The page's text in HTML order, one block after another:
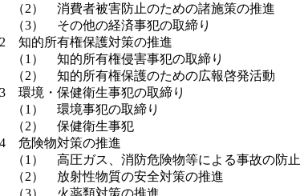
2） 消費者被害防止のための諸施策の推進
3） その他の経済事犯の取締り
知的所有権保護対策の推進
1） 知的所有権侵害事犯の取締り
2） 知的所有権保護のための広報啓発活動
環境・保健衛生事犯の取締り
1） 環境事犯の取締り
2） 保健衛生事犯
危険物対策の推進
1） 高圧ガス、消防危険物等による事故の防止
2） 放射性物質の安全対策の推進
3） 火薬類対策の推進